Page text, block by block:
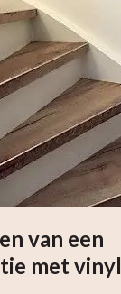
van een
met vinyl